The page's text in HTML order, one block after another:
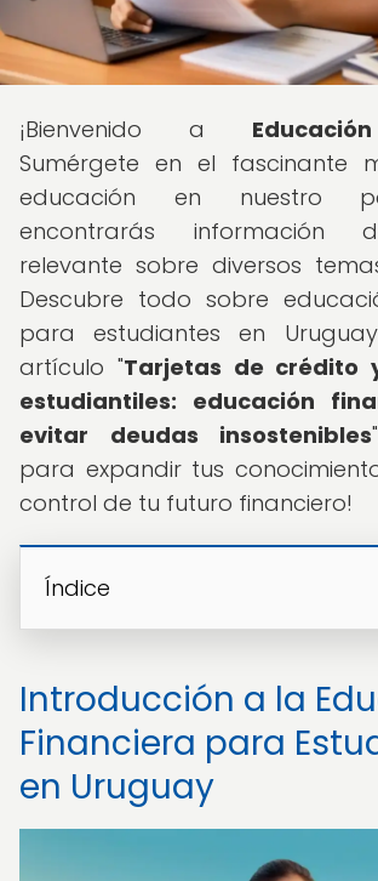
¡Bienvenido a
Sumérgete en el fascinante
educación en nuestro
encontrarás información
relevante sobre diversos
Descubre todo sobre
para estudiantes en
artículo "Tarjetas de crédito
estudiantiles: educación
evitar deudas insostenibles
para expandir tus
control de tu futuro financiero!
Índice
Introducción a la
Financiera para
en Uruguay